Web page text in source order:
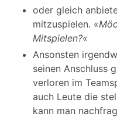
oder gleich
mitzuspielen. «
Mitspielen?«
Ansonsten
seinen Anschluss
verloren im
auch Leute die
kann man